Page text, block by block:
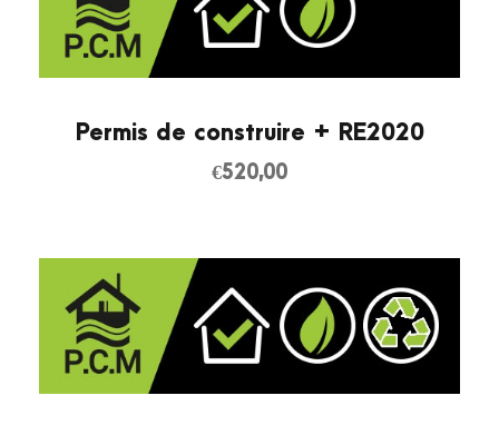
Permis de construire + RE2020
€520,00